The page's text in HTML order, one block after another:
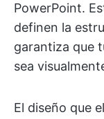
PowerPoint.
definen la
garantiza que
sea
El diseño que